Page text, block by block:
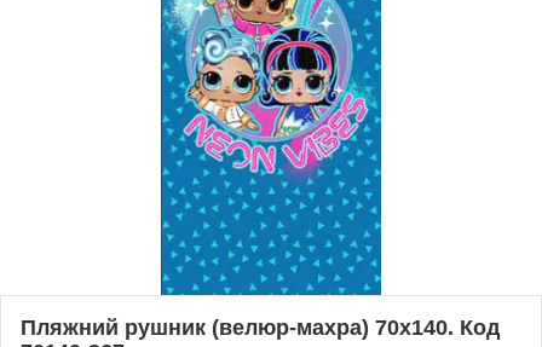
Пляжний рушник (велюр-махра) 70х140. Код